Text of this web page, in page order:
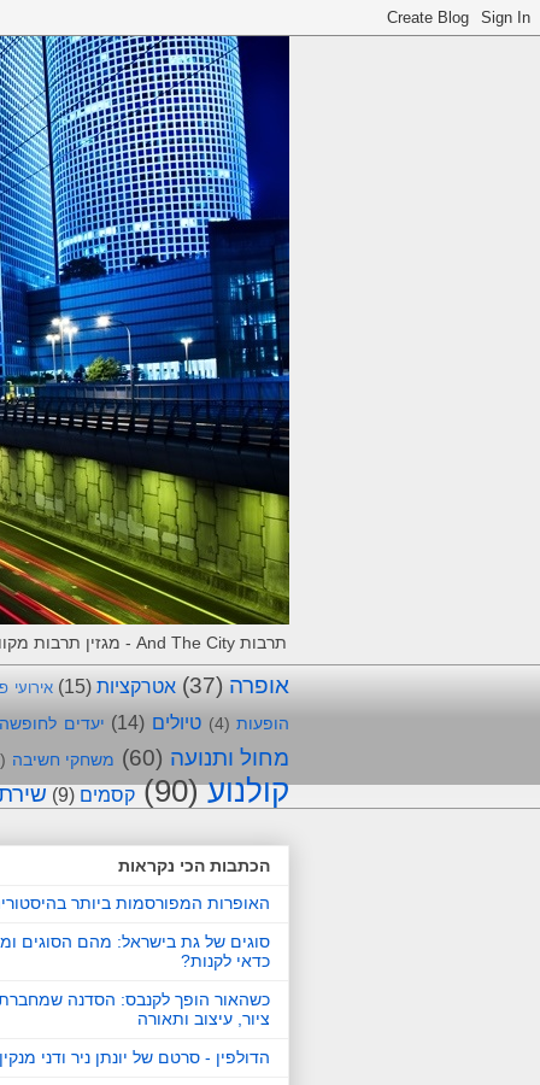
תרבות And The City - מגזין תרבות מקוון, המלצות וחוויות מאירועי תרבות. מביאים את התרבות לרשת !
אופרה (37) אטרקציות (15) אירועי
הופעות (4) טיולים (14) יעדים לחופשה
מחול ותנועה (60) משחקי חשיבה
קולנוע (90) קסמים (9)
הכתבות הכי נקראות
האופרות המפורסמות ביותר
סוגים של גת בישראל: מהם הסוגים
כדאי לקנות?
כשהאור הופך לקנבס: הסדנה שמחברת
ציור, עיצוב ותאורה
הדולפין - סרטם של יונתן ניר ודני מנקין